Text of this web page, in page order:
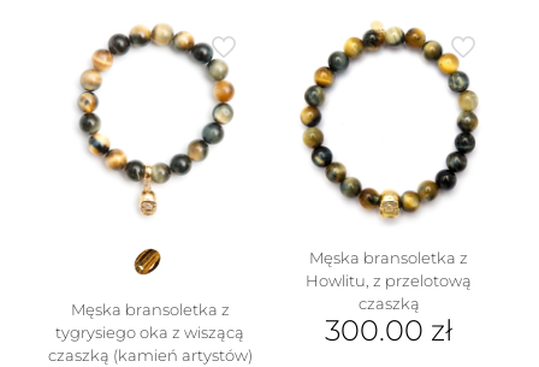
Męska bransoletka z
tygrysiego oka z wiszącą
czaszką (kamień artystów)
Męska bransoletka z
Howlitu, z przelotową
czaszką
300.00 zł